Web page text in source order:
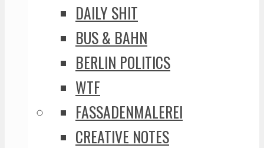
DAILY SHIT
BUS & BAHN
BERLIN POLITICS
WTF
FASSADENMALEREI
CREATIVE NOTES